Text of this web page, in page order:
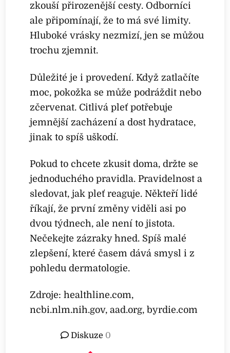
zkouší přirozenější cesty. Odborníci
ale připomínají, že to má své limity.
Hluboké vrásky nezmizí, jen se můžou
trochu zjemnit.
Důležité je i provedení. Když zatlačíte
moc, pokožka se může podráždit nebo
zčervenat. Citlivá pleť potřebuje
jemnější zacházení a dost hydratace,
jinak to spíš uškodí.
Pokud to chcete zkusit doma, držte se
jednoduchého pravidla. Pravidelnost a
sledovat, jak pleť reaguje. Někteří lidé
říkají, že první změny viděli asi po
dvou týdnech, ale není to jistota.
Nečekejte zázraky hned. Spíš malé
zlepšení, které časem dává smysl i z
pohledu dermatologie.
Zdroje: healthline.com,
ncbi.nlm.nih.gov, aad.org, byrdie.com
Diskuze 0